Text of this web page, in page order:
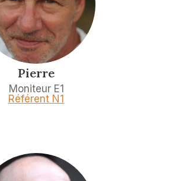
Pierre
Moniteur E1
Référent N1